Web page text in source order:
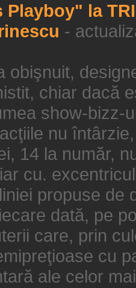
Playboy" la
-
obişnuit,
chiar dacă
show-bizz-
nu
14 la număr,
cu.
propuse de
dată, pe
care, prin
cu
ale celor